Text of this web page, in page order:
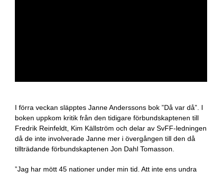
I förra veckan släpptes Janne Anderssons bok ”Då var då”. I
boken uppkom kritik från den tidigare förbundskaptenen till
Fredrik Reinfeldt, Kim Källström och delar av SvFF-ledningen
då de inte involverade Janne mer i övergången till den då
tillträdande förbundskaptenen Jon Dahl Tomasson.
”Jag har mött 45 nationer under min tid. Att inte ens undra